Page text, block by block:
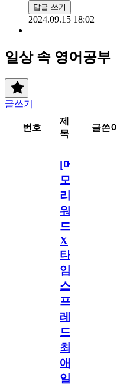
답글 쓰기
2024.09.15 18:02
일상 속 영어공부
글쓰기
번호
제
목
글쓴이
[메
모
리
워
드
X
타
임
스
프
레
드]
최
애
일